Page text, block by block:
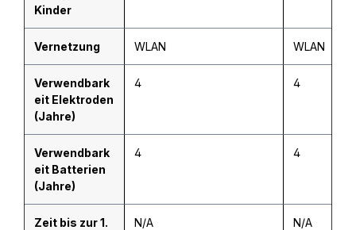
Kinder
Vernetzung WLAN WLAN
Verwendbark
eit Elektroden
(Jahre)
4 4
Verwendbark
eit Batterien
(Jahre)
4 4
Zeit bis zur 1.
N/A N/A